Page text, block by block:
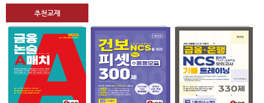
추천교재